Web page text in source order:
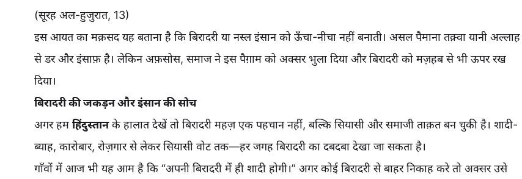
(सूरह अल-हुजुरात, 13)
इस आयत का मक़सद यह बताना है कि बिरादरी या नस्ल इंसान को ऊँचा-नीचा नहीं बनाती। असल पैमाना तक़्वा यानी अल्लाह
से डर और इंसाफ़ है। लेकिन अफ़सोस, समाज ने इस पैग़ाम को अक्सर भुला दिया और बिरादरी को मज़हब से भी ऊपर रख
दिया।
बिरादरी की जकड़न और इंसान की सोच
अगर हम हिंदुस्तानके हालात देखें तो बिरादरी महज़ एक पहचान नहीं, बल्कि सियासी और समाजी ताक़त बन चुकी है। शादी-
ब्याह, कारोबार, रोज़गार से लेकर सियासी वोट तक—हर जगह बिरादरी का दबदबा देखा जा सकता है।
गाँवों में आज भी यह आम है कि “अपनी बिरादरी में ही शादी होगी।” अगर कोई बिरादरी से बाहर निकाह करे तो अक्सर उसे